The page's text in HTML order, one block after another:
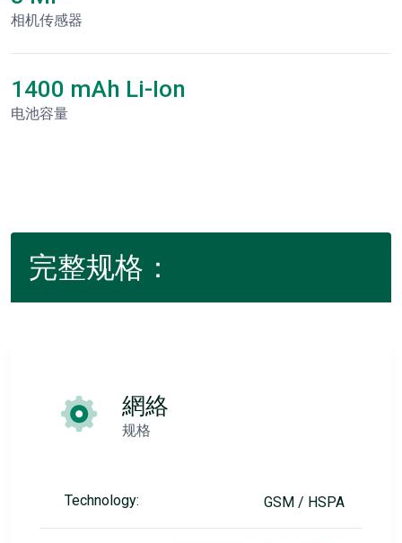
相机传感器
1400 mAh Li-Ion
电池容量
完整规格：
網絡
规格
Technology: GSM / HSPA